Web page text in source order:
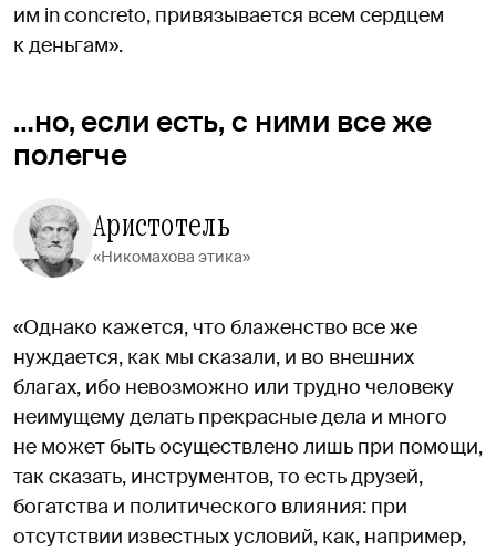
им in concreto, привязывается всем сердцем
к деньгам».
…но, если есть, с ними все же
полегче
Аристотель
«Никомахова этика»
«Однако кажется, что блаженство все же
нуждается, как мы сказали, и во внешних
благах, ибо невозможно или трудно человеку
неимущему делать прекрасные дела и много
не может быть осуществлено лишь при помощи,
так сказать, инструментов, то есть друзей,
богатства и политического влияния: при
отсутствии известных условий, как, например,